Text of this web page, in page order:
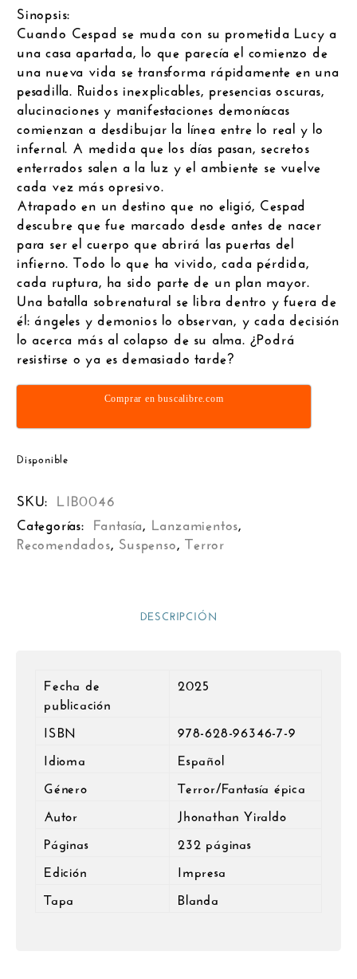
Sinopsis:
Cuando Cespad se muda con su prometida Lucy a
una casa apartada, lo que parecía el comienzo de
una nueva vida se transforma rápidamente en una
pesadilla. Ruidos inexplicables, presencias oscuras,
alucinaciones y manifestaciones demoníacas
comienzan a desdibujar la línea entre lo real y lo
infernal. A medida que los días pasan, secretos
enterrados salen a la luz y el ambiente se vuelve
cada vez más opresivo.
Atrapado en un destino que no eligió, Cespad
descubre que fue marcado desde antes de nacer
para ser el cuerpo que abrirá las puertas del
infierno. Todo lo que ha vivido, cada pérdida,
cada ruptura, ha sido parte de un plan mayor.
Una batalla sobrenatural se libra dentro y fuera de
él: ángeles y demonios lo observan, y cada decisión
lo acerca más al colapso de su alma. ¿Podrá
resistirse o ya es demasiado tarde?
Comprar en buscalibre.com
Disponible
SKU: LIB0046
Categorías: Fantasía, Lanzamientos,
Recomendados, Suspenso,Terror
DESCRIPCIÓN
Fecha de
publicación
2025
ISBN
978-628-96346-7-9
Idioma
Español
Género
Terror/Fantasía épica
Autor
Jhonathan Yiraldo
Páginas
232 páginas
Edición
Impresa
Tapa
Blanda